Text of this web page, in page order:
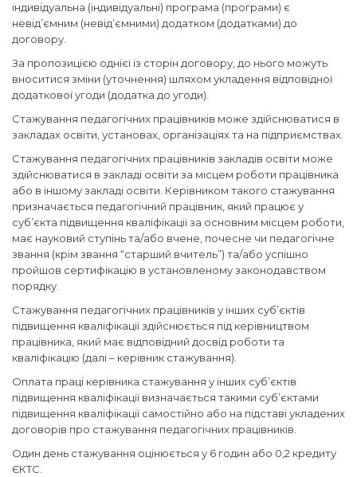
індивідуальна (індивідуальні) програма (програми) є
невід’ємним (невід’ємними) додатком (додатками) до
договору.
За пропозицією однієї із сторін договору, до нього можуть
вноситися зміни (уточнення) шляхом укладення відповідної
додаткової угоди (додатка до угоди).
Стажування педагогічних працівників може здійснюватися в
закладах освіти, установах, організаціях та на підприємствах.
Стажування педагогічних працівників закладів освіти може
здійснюватися в закладі освіти за місцем роботи працівника
або в іншому закладі освіти. Керівником такого стажування
призначається педагогічний працівник, який працює у
суб’єкта підвищення кваліфікації за основним місцем роботи,
має науковий ступінь та/або вчене, почесне чи педагогічне
звання (крім звання “старший вчитель”) та/або успішно
пройшов сертифікацію в установленому законодавством
порядку.
Стажування педагогічних працівників у інших суб’єктів
підвищення кваліфікації здійснюється під керівництвом
працівника, який має відповідний досвід роботи та
кваліфікацію (далі – керівник стажування).
Оплата праці керівника стажування у інших суб’єктів
підвищення кваліфікації визначається такими суб’єктами
підвищення кваліфікації самостійно або на підставі укладених
договорів про стажування педагогічних працівників.
Один день стажування оцінюється у 6 годин або 0,2 кредиту
ЄКТС.